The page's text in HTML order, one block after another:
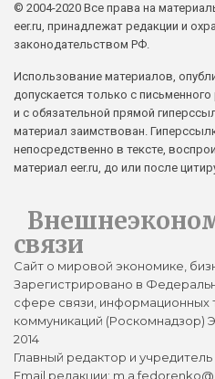
© 2004-2020 Все права на
eer.ru, принадлежат редакции и
законодательством РФ.
Использование материалов,
допускается только с
и с обязательной прямой
материал заимствован.
непосредственно в тексте,
материал eer.ru, до или после
связи
Сайт о мировой экономике,
Зарегистрировано в
сфере связи, информационных
коммуникаций (Роскомнадзор)
2014
Главный редактор и
Email редакции: